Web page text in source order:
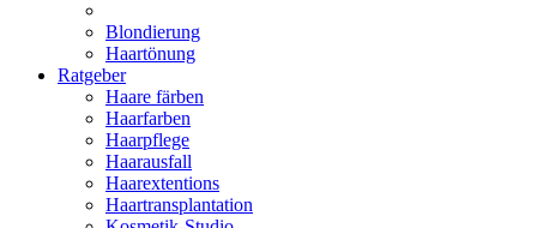
Blondierung
Haartönung
Ratgeber
Haare färben
Haarfarben
Haarpflege
Haarausfall
Haarextentions
Haartransplantation